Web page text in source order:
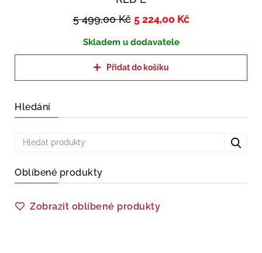
5 499,00Kč 5 224,00 Kč
Skladem u dodavatele
Přidat do košíku
Hledání
Oblíbené produkty
Zobrazit oblíbené produkty